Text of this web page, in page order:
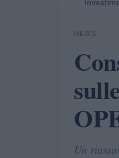
NEWS
Un